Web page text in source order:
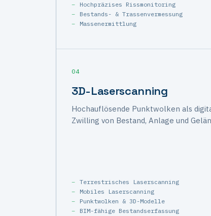
Hochpräzises Rissmonitoring
Bestands- & Trassenvermessung
Massenermittlung
04
3D-Laserscanning
Hochauflösende Punktwolken als
Zwilling von Bestand, Anlage und
Terrestrisches Laserscanning
Mobiles Laserscanning
Punktwolken & 3D-Modelle
BIM-fähige Bestandserfassung